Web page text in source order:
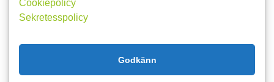
Recept
Läs mer Kommentera
Cookiepolicy
Sekretesspolicy
Godkänn